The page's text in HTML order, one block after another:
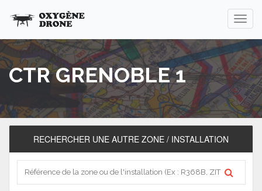
CTR GRENOBLE 1
RECHERCHER UNE AUTRE ZONE / INSTALLATION